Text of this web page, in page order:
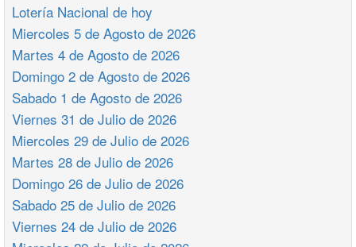
Lotería Nacional de hoy
Miercoles 5 de Agosto de 2026
Martes 4 de Agosto de 2026
Domingo 2 de Agosto de 2026
Sabado 1 de Agosto de 2026
Viernes 31 de Julio de 2026
Miercoles 29 de Julio de 2026
Martes 28 de Julio de 2026
Domingo 26 de Julio de 2026
Sabado 25 de Julio de 2026
Viernes 24 de Julio de 2026